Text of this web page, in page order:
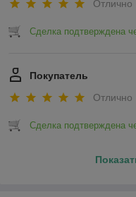
Отлично
Сделка подтверждена
Покупатель
Отлично
Сделка подтверждена